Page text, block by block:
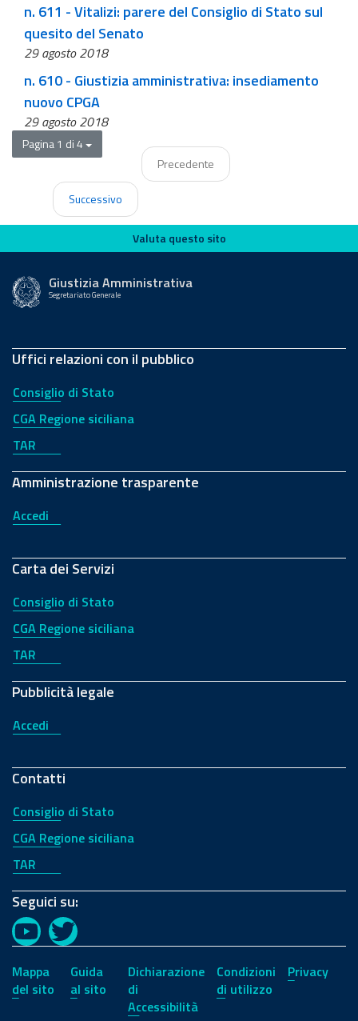
n. 611 - Vitalizi: parere del Consiglio di Stato sul
quesito del Senato
29 agosto 2018
n. 610 - Giustizia amministrativa: insediamento
nuovo CPGA
29 agosto 2018
Pagina 1 di 4
Precedente
Successivo
Valuta questo sito
Valuta questo sito
Giustizia Amministrativa
Segretariato Generale
Uffici relazioni con il pubblico
Consiglio di Stato
CGA Regione siciliana
TAR
Amministrazione trasparente
Accedi
Carta dei Servizi
Consiglio di Stato
CGA Regione siciliana
TAR
Pubblicità legale
Accedi
Contatti
Consiglio di Stato
CGA Regione siciliana
TAR
Seguici su:
YouTubeTwitter
Mappa
del sito
Guida
al sito
Dichiarazione
di
Accessibilità
Condizioni
di utilizzo
Privacy